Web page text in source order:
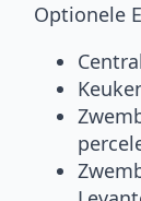
Optionele